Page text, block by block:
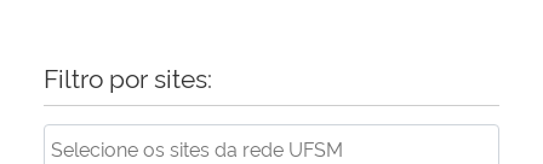
Filtro por sites: